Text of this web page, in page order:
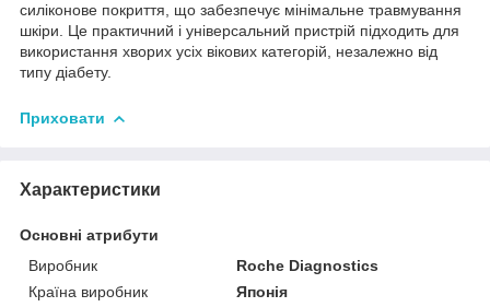
силіконове покриття, що забезпечує мінімальне травмування
шкіри. Це практичний і універсальний пристрій підходить для
використання хворих усіх вікових категорій, незалежно від
типу діабету.
Приховати
Характеристики
Основні атрибути
Виробник
Roche Diagnostics
Країна виробник
Японія